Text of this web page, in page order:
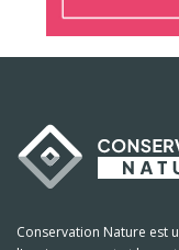
Conservation Nature est